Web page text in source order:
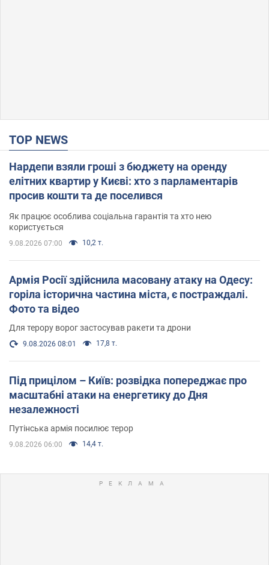
TOP NEWS
Нардепи взяли гроші з бюджету на оренду
елітних квартир у Києві: хто з парламентарів
просив кошти та де поселився
Як працює особлива соціальна гарантія та хто нею
користується
9.08.2026 07:00 10,2 т.
Армія Росії здійснила масовану атаку на Одесу:
горіла історична частина міста, є постраждалі.
Фото та відео
Для терору ворог застосував ракети та дрони
9.08.2026 08:01 17,8 т.
Під прицілом – Київ: розвідка попереджає про
масштабні атаки на енергетику до Дня
незалежності
Путінська армія посилює терор
9.08.2026 06:00 14,4 т.